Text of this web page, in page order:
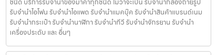
รับจํานําไอโฟน รับจํานําไอแพด รับจํานําแมคบุ๊ค รับจํานําสินค้าแบรนด์เนม
รับจํานํากระเป๋า รับจํานํานาฬิกา รับจํานําทีวี รับจํานําจักรยาน รับจํานํา
เครื่องประดับ และ อื่นๆ